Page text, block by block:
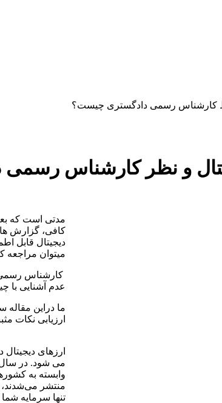
کارشناس رسمی دادگستری چیست؟
و نظر کارشناس رسمی
مدتی است که
کافی، گزارش
دیجیتال قابل
میتوان مراجعه
کارشناس رسمی
عدم آشنایی با
ما دراین
ارزیابی نکات
ارزهای
وابسته به
منتشر می‌شدند،
تنها سرمایه